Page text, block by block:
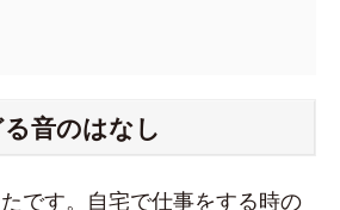
音のはなし
です。自宅で仕事をする時の